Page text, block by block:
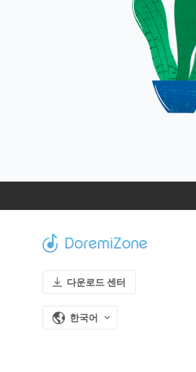
다운로드 센터
한국어